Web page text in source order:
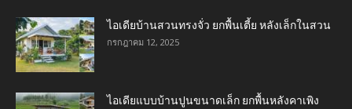
ไอเดียบ้านสวนทรงจั่ว ยกพื้นเตี้ย หลังเล็กในสวน
กรกฎาคม 12, 2025
ไอเดียแบบบ้านปูนขนาดเล็ก ยกพื้นหลังคาเพิง